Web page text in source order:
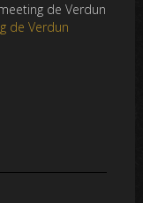
de Verdun
de Verdun